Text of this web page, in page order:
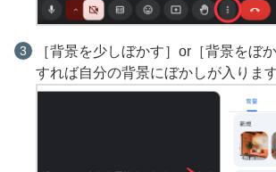
［背景を少しぼかす］or［背景をぼ
すれば自分の背景にぼかしが入ります